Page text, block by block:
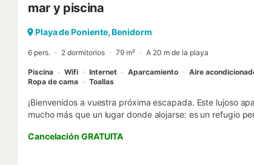
mar y piscina
Playa de Poniente, Benidorm
6 pers. 2 dormitorios 79 m² A 20 m de la playa
Piscina Wifi Internet Aparcamiento Aire
Ropa de cama
Toallas
¡Bienvenidos a vuestra próxima escapada. Este lujoso
mucho más que un lugar donde alojarse: es un refugio
sofisticación y calidez, diseñada para que cada
cuidada al detalle, el ambiente respira un encanto
Cancelación GRATUITA